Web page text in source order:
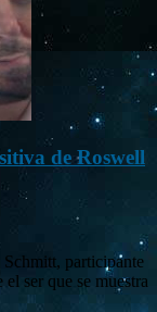
de Roswell
Schmitt, participante
ser que se muestra